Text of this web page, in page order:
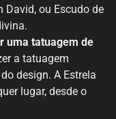
ou Escudo de
uma tatuagem de
a tatuagem
design. A Estrela
lugar, desde o